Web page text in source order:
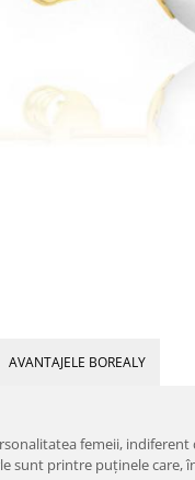
AVANTAJELE BOREALY
femeii,
sunt printre puținele